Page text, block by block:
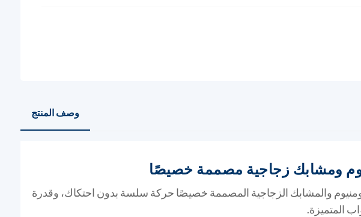
وصف المنتج
ومشابك زجاجية مصممة خصيصًا
والمشابك الزجاجية المصممة خصيصًا حركة سلسة بدون احتكاك، وقدرة
المتميزة.